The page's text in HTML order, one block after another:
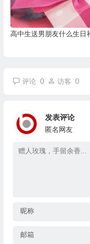
高中生送男朋友什么生日
评论 0 访客 0
发表评论
匿名网友
昵称
邮箱